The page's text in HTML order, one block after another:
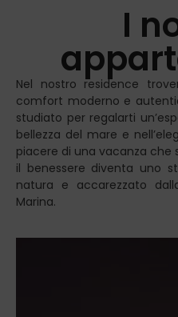
I
Nel nostro residence
comfort moderno e
studiato per regalarti
bellezza del mare e
piacere di una vacanza che
il benessere diventa uno
natura e accarezzato
Marina.